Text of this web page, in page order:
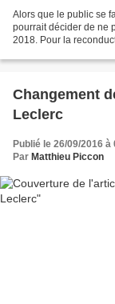
Alors que le public se
pourrait décider de ne
2018. Pour la
Changement
Leclerc
Publié le 26/09/2016 à
Par Matthieu Piccon